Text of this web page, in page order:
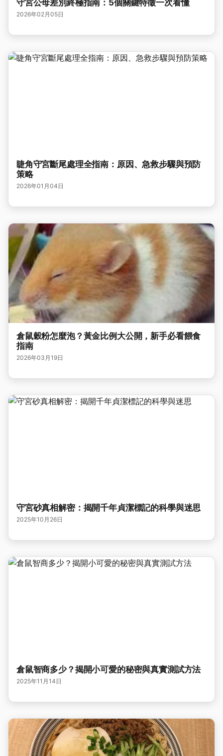
守宮公母差別終極指南：5個關鍵特徵一次看懂
2026年02月05日
睫角守宮斷尾處理全指南：原因、急救步驟與預防
策略
2026年01月04日
倉鼠穀粉怎麼泡？黃金比例大公開，新手必看餵食
指南
2026年03月19日
守宮砂真相解密：揭開千年貞潔標記的科學與迷思
2025年10月26日
倉鼠智商多少？揭開小可愛的秘密與真實測試方法
2025年11月14日